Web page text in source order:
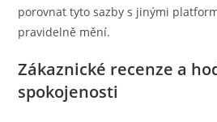
porovnat tyto sazby s jinými
pravidelně mění.
Zákaznické recenze a
spokojenosti